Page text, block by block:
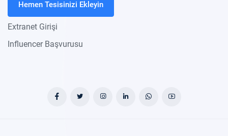
Hemen Tesisinizi Ekleyin
Extranet Girişi
Influencer Başvurusu